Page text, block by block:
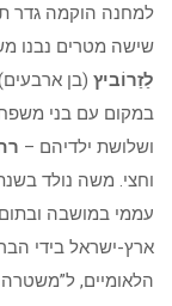
למחנה הוקמה גדר
שישה מטרים נבנו
לַזַרוֹביץ (בן
במקום עם בני
ושלושת ילדיהם –
עממי במושבה ובתום
ארץ-ישראל בידי
הלאומיים,